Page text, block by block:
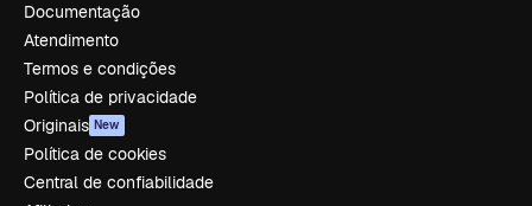
Documentação
Atendimento
Termos e condições
Política de privacidade
Originais New
Política de cookies
Central de confiabilidade